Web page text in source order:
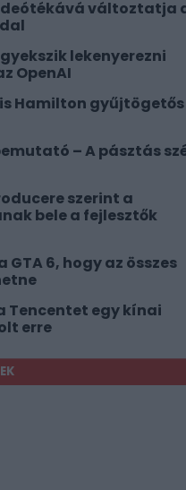
változtatja
lekenyerezni
OpenAI
Hamilton gyűjtögetős
– A pásztás
szerint a
bele a fejlesztők
6, hogy az összes
Tencentet egy kínai
erre